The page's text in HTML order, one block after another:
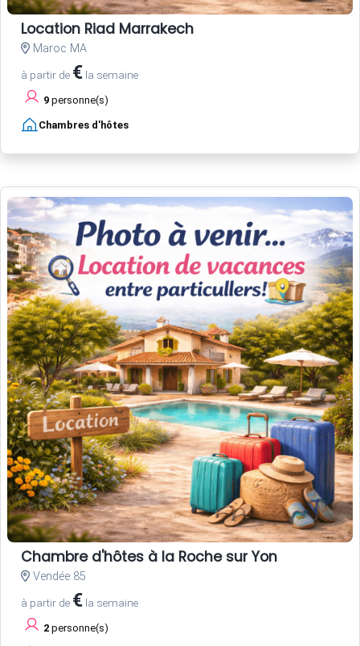
Location Riad Marrakech
Maroc MA
à partir de € la semaine
9 personne(s)
Chambres d'hôtes
Chambre d'hôtes à la Roche sur Yon
Vendée 85
à partir de € la semaine
2 personne(s)